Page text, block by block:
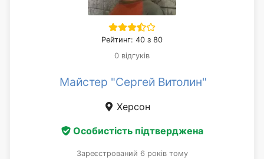
Рейтинг: 40 з 80
0 відгуків
Майстер "Сергей Витолин"
Херсон
Особистість підтверджена
Зареєстрований 6 років тому